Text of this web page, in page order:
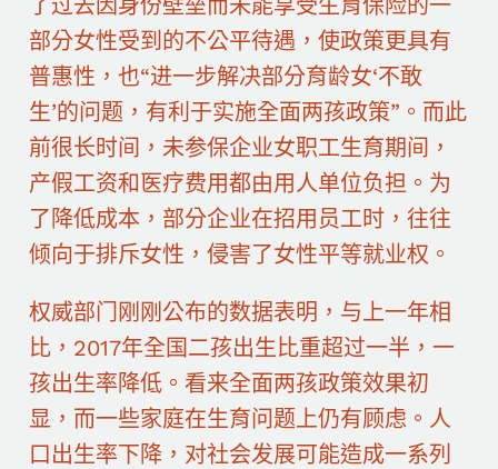
部分女性受到的不公平待遇，使政策更具有
普惠性，也“进一步解决部分育龄女‘不敢
生’的问题，有利于实施全面两孩政策”。而此
前很长时间，未参保企业女职工生育期间，
产假工资和医疗费用都由用人单位负担。为
了降低成本，部分企业在招用员工时，往往
倾向于排斥女性，侵害了女性平等就业权。
权威部门刚刚公布的数据表明，与上一年相
比，2017年全国二孩出生比重超过一半，一
孩出生率降低。看来全面两孩政策效果初
显，而一些家庭在生育问题上仍有顾虑。人
口出生率下降，对社会发展可能造成一系列